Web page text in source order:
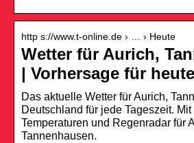
http s://www.t-online.de › … › Heute
Wetter für Aurich,
| Vorhersage für heute
Das aktuelle Wetter für Aurich,
Deutschland für jede Tageszeit.
Temperaturen und Regenradar für
Tannenhausen.